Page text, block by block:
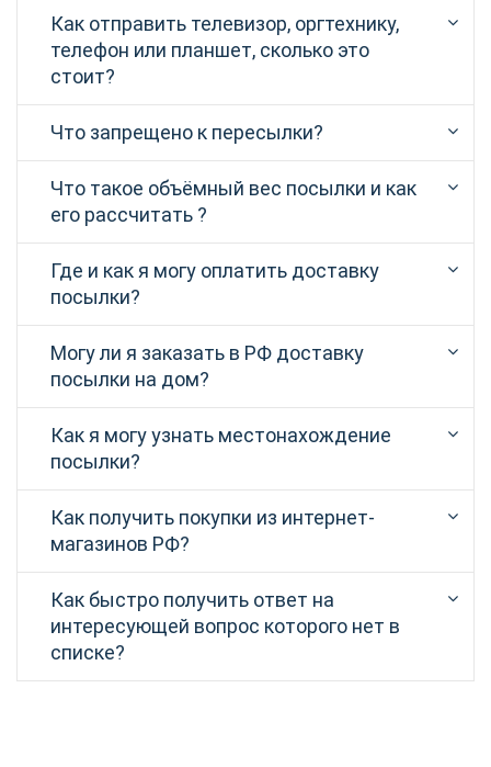
Как отправить телевизор, оргтехнику,
телефон или планшет, сколько это
стоит?
Что запрещено к пересылки?
Что такое объёмный вес посылки и как
его рассчитать ?
Где и как я могу оплатить доставку
посылки?
Могу ли я заказать в РФ доставку
посылки на дом?
Как я могу узнать местонахождение
посылки?
Как получить покупки из интернет-
магазинов РФ?
Как быстро получить ответ на
интересующей вопрос которого нет в
списке?